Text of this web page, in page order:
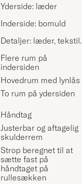
Yderside: læder
Inderside: bomuld
Detaljer: læder, tekstil.
Flere rum på
indersiden
Hovedrum med lynlås
To rum på ydersiden
Håndtag
Justerbar og aftagelig
skulderrem
Strop beregnet til at
sætte fast på
håndtaget på
rullesækken